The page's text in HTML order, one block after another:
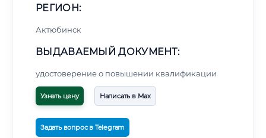
РЕГИОН:
Актюбинск
ВЫДАВАЕМЫЙ ДОКУМЕНТ:
удостоверение о повышении квалификации
Узнать цену Написать в Max
Задать вопрос в Telegram